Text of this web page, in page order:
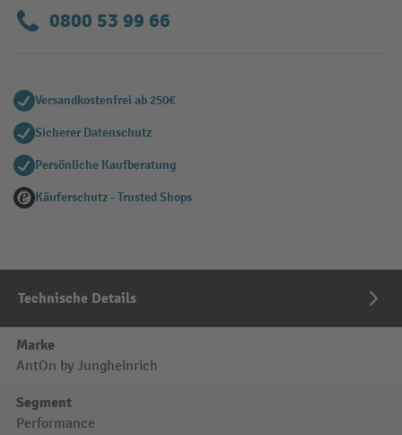
0800 53 99 66
Versandkostenfrei ab 250€
Sicherer Datenschutz
Persönliche Kaufberatung
Käuferschutz - Trusted Shops
Technische Details
Marke
AntOn by Jungheinrich
Segment
Performance